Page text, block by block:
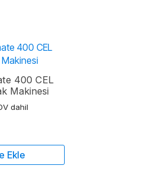
400 CEL
Makinesi
dahil
Ekle